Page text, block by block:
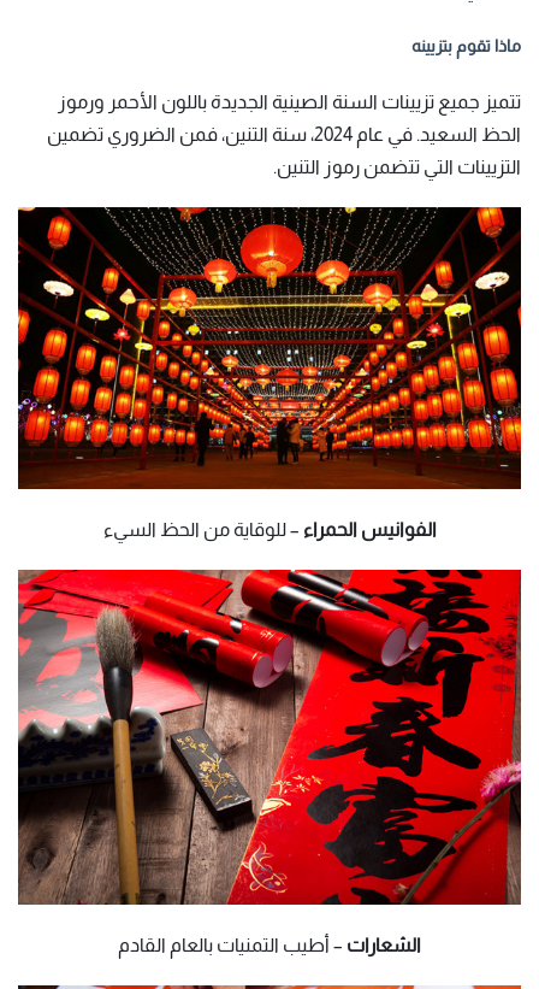
ماذا تقوم بتزيينه
تتميز جميع تزيينات السنة الصينية الجديدة باللون الأحمر ورموز
الحظ السعيد. في عام 2024، سنة التنين، فمن الضروري تضمين
التزيينات التي تتضمن رموز التنين.
الفوانيس الحمراء – للوقاية من الحظ السيء
الشعارات – أطيب التمنيات بالعام القادم